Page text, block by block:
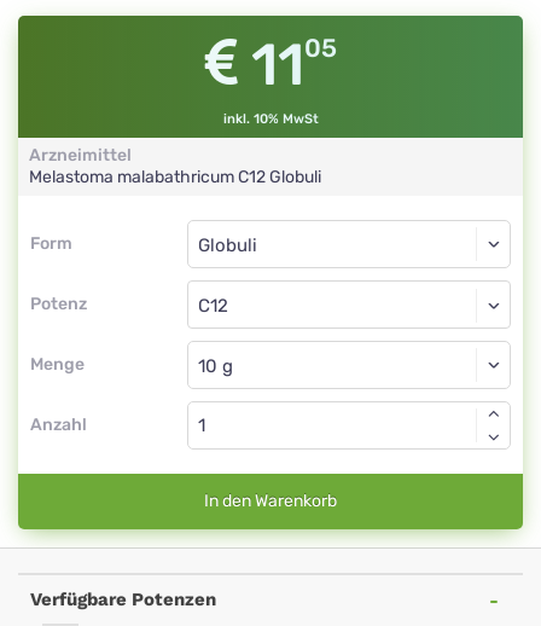
1105
inkl. 10% MwSt
Arzneimittel
Melastoma malabathricumC12Globuli
Form
Form
Potenz
Globuli
C12
Menge
Globuli
Anzahl
In den Warenkorb
Verfügbare Potenzen